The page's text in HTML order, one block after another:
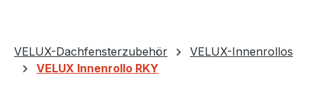
VELUX-Dachfensterzubehör
VELUX-Innenrollos
VELUX Innenrollo RKY